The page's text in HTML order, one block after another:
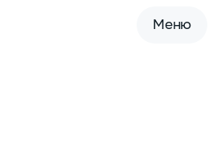
Меню